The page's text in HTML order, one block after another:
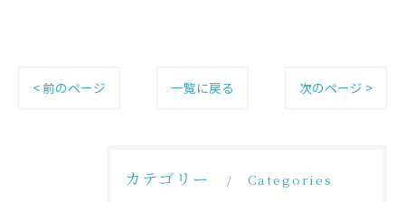
< 前のページ 一覧に戻る 次のページ >
カテゴリー Categories